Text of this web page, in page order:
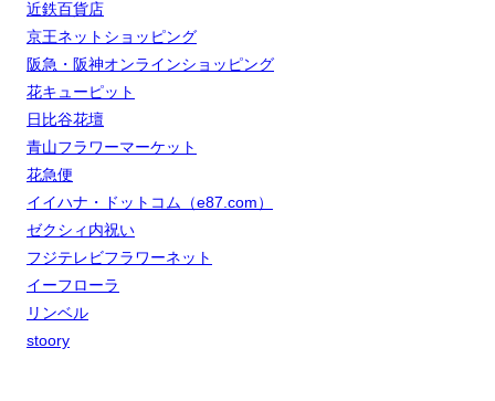
近鉄百貨店
京王ネットショッピング
阪急・阪神オンラインショッピング
花キューピット
日比谷花壇
青山フラワーマーケット
花急便
イイハナ・ドットコム（e87.com）
ゼクシィ内祝い
フジテレビフラワーネット
イーフローラ
リンベル
stoory